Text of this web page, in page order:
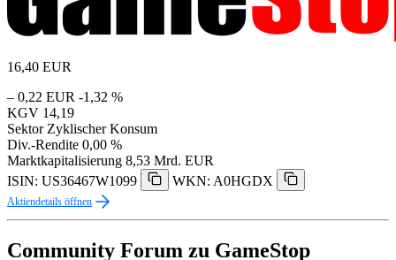
16,40 EUR
– 0,22 EUR -1,32 %
KGV 14,19
Sektor Zyklischer Konsum
Div.-Rendite 0,00 %
Marktkapitalisierung 8,53 Mrd. EUR
ISIN: US36467W1099
WKN: A0HGDX
Aktiendetails öffnen
Community Forum zu GameStop